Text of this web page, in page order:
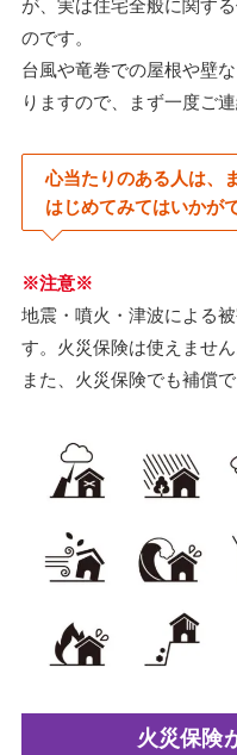
が、実は住宅全般に関す
のです。
台風や竜巻での屋根や壁
りますので、まず一度ご連
心当たりのある人は、
はじめてみてはいかが
※注意※
地震・噴火・津波による
す。火災保険は使えません
また、火災保険でも補償
火災保険